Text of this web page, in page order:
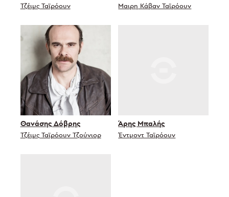
Τζέιμς Ταϊρόουν Μαιρη Κάβαν Ταϊρόουν
Θανάσης Δόβρης
Τζέιμς Ταϊρόουν Τζούνιορ
Άρης Μπαλής
Έντμοντ Ταϊρόουν